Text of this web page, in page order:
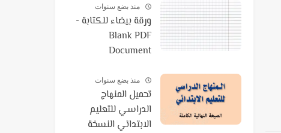
منذ بضع سنوات
ورقة بيضاء للكتابة -
Blank PDF
Document
منذ بضع سنوات
تحميل المنهاج
الدراسي للتعليم
الابتدائي النسخة